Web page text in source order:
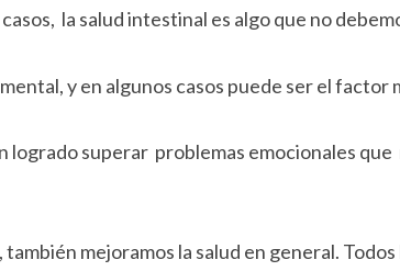
la salud intestinal es algo que no
y en algunos casos puede ser el factor
logrado superar problemas emocionales
mejoramos la salud en general.